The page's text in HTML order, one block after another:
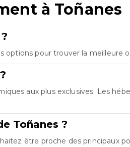
à Toñanes
options pour trouver la meilleure
aux plus exclusives. Les
Toñanes ?
être proche des principaux